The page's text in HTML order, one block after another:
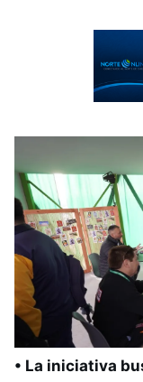
• La iniciativa